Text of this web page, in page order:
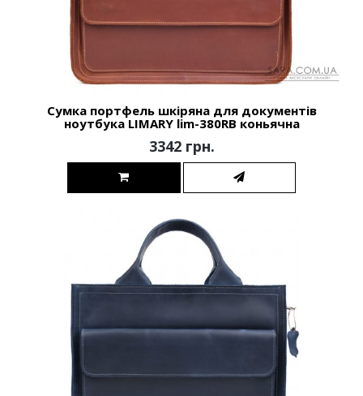
Сумка портфель шкіряна для документів
ноутбука LIMARY lim-380RB коньячна
3342 грн.